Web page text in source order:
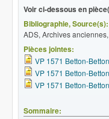
Voir ci-dessous en
Bibliographie, Source(s):
ADS, Archives
Pièces jointes:
VP 1571 Betton-
VP 1571 Betton-
VP 1571 Betton-
Sommaire: